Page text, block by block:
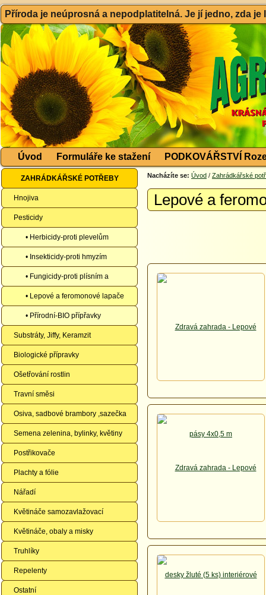
Příroda je neúprosná a nepodplatitelná. Je jí jedno, zda
Úvod Formuláře ke stažení PODKOVÁŘSTVÍ
ZAHRÁDKÁŘSKÉ POTŘEBY
Hnojiva
Pesticidy
• Herbicidy-proti plevelům
• Insekticidy-proti hmyzím
škudcům
• Fungicidy-proti plísním a
houbovým chorobám
• Lepové a feromonové lapače
• Přírodní-BIO přípřavky
Substráty, Jiffy, Keramzit
Biologické přípravky
Ošetřování rostlin
Travní směsi
Osiva, sadbové brambory ,sazečka
Semena zelenina, bylinky, květiny
Postřikovače
Plachty a fólie
Nářadí
Květináče samozavlažovací
Květináče, obaly a misky
Truhlíky
Repelenty
Ostatní
Nacházíte se: Úvod / Zahrádkářské
Lepové a